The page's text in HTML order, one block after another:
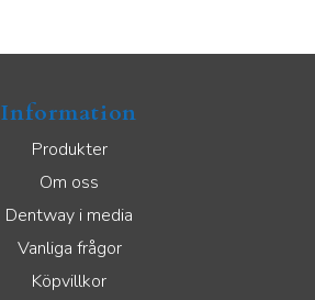
Information
Produkter
Om oss
Dentway i media
Vanliga frågor
Köpvillkor